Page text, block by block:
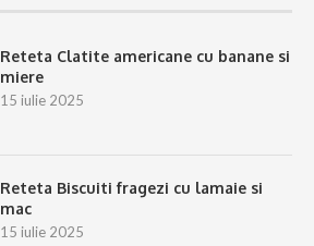
Reteta Clatite americane cu banane si
miere
15 iulie 2025
Reteta Biscuiti fragezi cu lamaie si
mac
15 iulie 2025